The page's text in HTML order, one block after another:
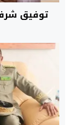
توفيق